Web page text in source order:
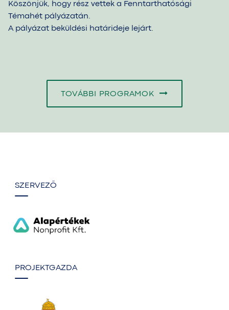
Köszönjük, hogy rész vettek a Fenntarthatósági
Témahét pályázatán.
A pályázat beküldési határideje lejárt.
TOVÁBBI PROGRAMOK
SZERVEZŐ
PROJEKTGAZDA